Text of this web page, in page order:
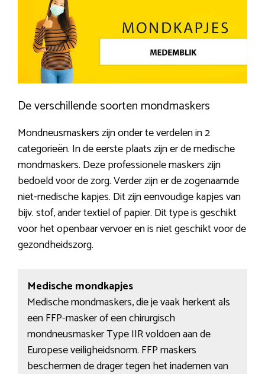
De verschillende soorten mondmaskers
Mondneusmaskers zijn onder te verdelen in 2
categorieën. In de eerste plaats zijn er de medische
mondmaskers. Deze professionele maskers zijn
bedoeld voor de zorg. Verder zijn er de zogenaamde
niet-medische kapjes. Dit zijn eenvoudige kapjes van
bijv. stof, ander textiel of papier. Dit type is geschikt
voor het openbaar vervoer en is niet geschikt voor de
gezondheidszorg.
Medische mondkapjes
Medische mondmaskers, die je vaak herkent als
een FFP-masker of een chirurgisch
mondneusmasker Type IIR voldoen aan de
Europese veiligheidsnorm. FFP maskers
beschermen de drager tegen het inademen van